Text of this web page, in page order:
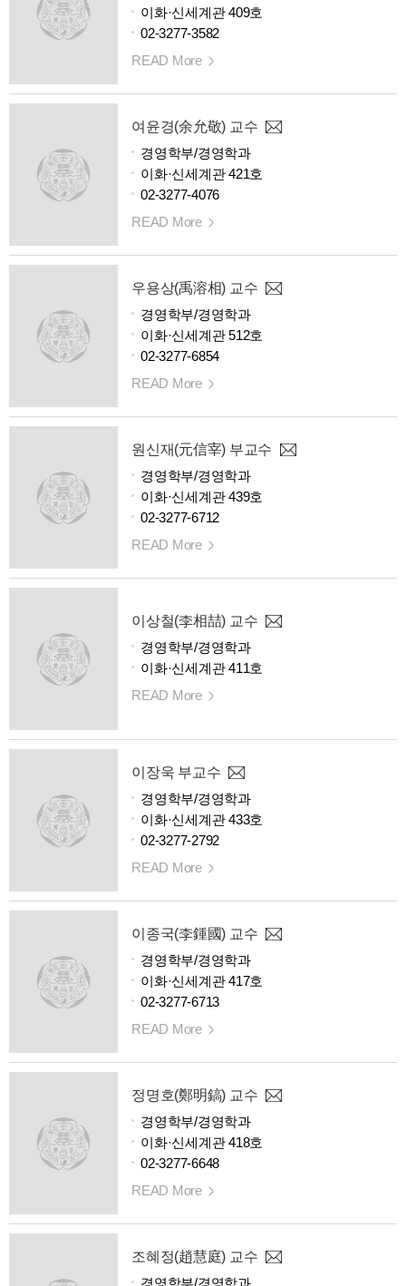
이화·신세계관 409호
02-3277-3582
READ More
여윤경(余允敬) 교수
경영학부/경영학과
이화·신세계관 421호
02-3277-4076
READ More
우용상(禹溶相) 교수
경영학부/경영학과
이화·신세계관 512호
02-3277-6854
READ More
원신재(元信宰) 부교수
경영학부/경영학과
이화·신세계관 439호
02-3277-6712
READ More
이상철(李相喆) 교수
경영학부/경영학과
이화·신세계관 411호
READ More
이장욱 부교수
경영학부/경영학과
이화·신세계관 433호
02-3277-2792
READ More
이종국(李鍾國) 교수
경영학부/경영학과
이화·신세계관 417호
02-3277-6713
READ More
정명호(鄭明鎬) 교수
경영학부/경영학과
이화·신세계관 418호
02-3277-6648
READ More
조혜정(趙慧庭) 교수
경영학부/경영학과